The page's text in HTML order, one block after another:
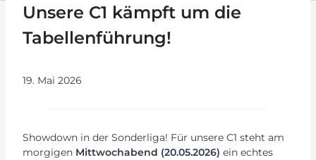
Unsere C1 kämpft um die
Tabellenführung!
19. Mai 2026
Showdown in der Sonderliga! Für unsere C1 steht am
morgigen Mittwochabend (20.05.2026) ein echtes